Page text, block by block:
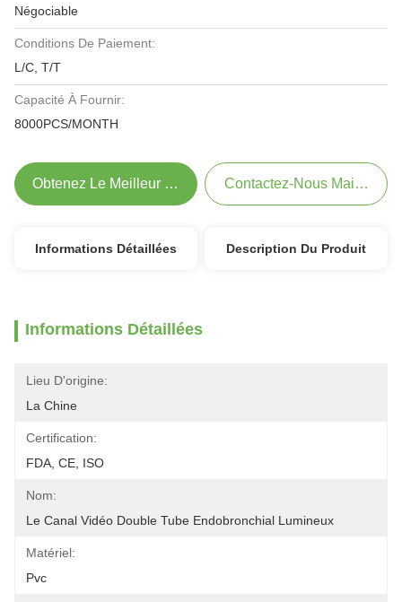
Négociable
Conditions De Paiement:
L/C, T/T
Capacité À Fournir:
8000PCS/MONTH
Obtenez Le Meilleur Prix Contactez-Nous Maintenant
Informations Détaillées Description Du Produit
Informations Détaillées
Lieu D'origine:
La Chine
Certification:
FDA, CE, ISO
Nom:
Le Canal Vidéo Double Tube Endobronchial Lumineux
Matériel:
Pvc